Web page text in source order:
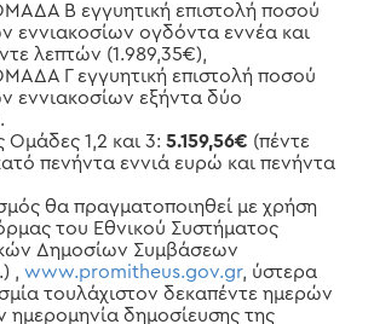
Β εγγυητική επιστολή ποσού
εννιακοσίων ογδόντα εννέα και
λεπτών (1.989,35€),
Γ εγγυητική επιστολή ποσού
εννιακοσίων εξήντα δύο
Ομάδες 1,2 και 3: 5.159,56€ (πέντε
πενήντα εννιά ευρώ και πενήντα
θα πραγματοποιηθεί με χρήση
του Εθνικού Συστήματος
Δημοσίων Συμβάσεων
, www.promitheus.gov.gr, ύστερα
τουλάχιστον δεκαπέντε ημερών
ημερομηνία δημοσίευσης της